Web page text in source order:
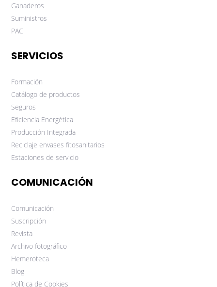
Ganaderos
Suministros
PAC
SERVICIOS
Formación
Catálogo de productos
Seguros
Eficiencia Energética
Producción Integrada
Reciclaje envases fitosanitarios
Estaciones de servicio
COMUNICACIÓN
Comunicación
Suscripción
Revista
Archivo fotográfico
Hemeroteca
Blog
Política de Cookies